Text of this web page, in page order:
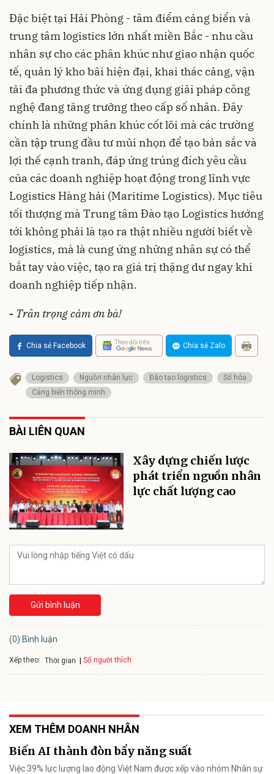
Đặc biệt tại Hải Phòng - tâm điểm cảng biển và
trung tâm logistics lớn nhất miền Bắc - nhu cầu
nhân sự cho các phân khúc như giao nhận quốc
tế, quản lý kho bãi hiện đại, khai thác cảng, vận
tải đa phương thức và ứng dụng giải pháp công
nghệ đang tăng trưởng theo cấp số nhân. Đây
chính là những phân khúc cốt lõi mà các trường
cần tập trung đầu tư mũi nhọn để tạo bản sắc và
lợi thế cạnh tranh, đáp ứng trúng đích yêu cầu
của các doanh nghiệp hoạt động trong lĩnh vực
Logistics Hàng hải (Maritime Logistics). Mục tiêu
tối thượng mà Trung tâm Đào tạo Logistics hướng
tới không phải là tạo ra thật nhiều người biết về
logistics, mà là cung ứng những nhân sự có thể
bắt tay vào việc, tạo ra giá trị thặng dư ngay khi
doanh nghiệp tiếp nhận.
- Trân trọng cảm ơn bà!
Chia sẻ Facebook Theo dõi trên Chia sẻ Zalo
Logistics Nguồn nhân lực Đào tạo logistics
Số hóa
Cảng biển thông minh
BÀI LIÊN QUAN
Xây dựng chiến lược
phát triển nguồn nhân
lực chất lượng cao
Gửi bình luận
(0) Bình luận
Xếp theo: Thời gian Số người thích
XEM THÊM DOANH NHÂN
Biến AI thành đòn bẩy năng suất
Việc 39% lực lượng lao động Việt Nam được xếp vào nhóm Nhân sự